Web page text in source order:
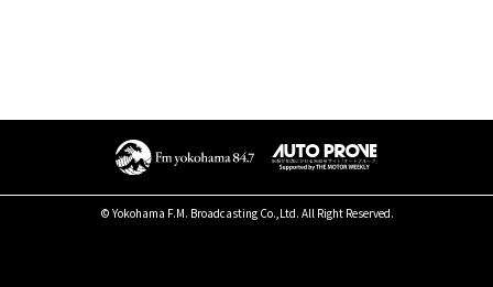
© Yokohama F.M. Broadcasting Co.,Ltd. All Right Reserved.